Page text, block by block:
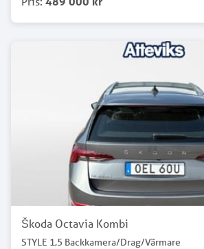
Škoda Octavia Kombi
STYLE 1,5 Backkamera/Drag/Värmare